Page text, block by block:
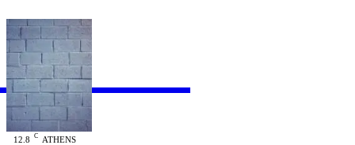
OFFICIAL
12.8 C ATHENS